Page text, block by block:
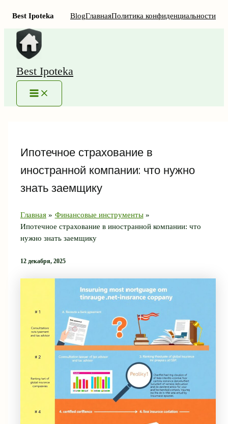
Best Ipoteka BlogГлавнаяПолитика конфиденциальности
Перейти
содержимому
Best Ipoteka
MAIN
MENU
Ипотечное страхование в
иностранной компании: что нужно
знать заемщику
Главная
Финансовые инструменты
Ипотечное страхование в иностранной компании: что
нужно знать заемщику
12 декабря, 2025